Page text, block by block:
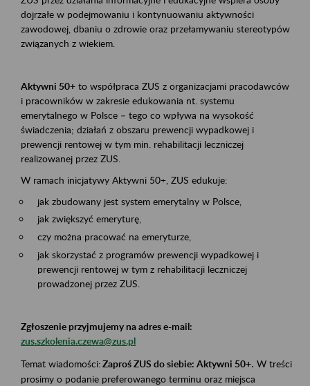
dojrzałe w podejmowaniu i kontynuowaniu aktywności
zawodowej, dbaniu o zdrowie oraz przełamywaniu stereotypów
związanych z wiekiem.
Aktywni 50+ to współpraca ZUS z organizacjami pracodawców
i pracowników w zakresie edukowania nt. systemu
emerytalnego w Polsce – tego co wpływa na wysokość
świadczenia; działań z obszaru prewencji wypadkowej i
prewencji rentowej w tym min. rehabilitacji leczniczej
realizowanej przez ZUS.
W ramach inicjatywy Aktywni 50+, ZUS edukuje:
jak zbudowany jest system emerytalny w Polsce,
jak zwiększyć emeryturę,
czy można pracować na emeryturze,
jak skorzystać z programów prewencji wypadkowej i
prewencji rentowej w tym z rehabilitacji leczniczej
prowadzonej przez ZUS.
Zgłoszenie przyjmujemy na adres e-mail:
zus.szkolenia.czewa@zus.pl
Temat wiadomości:Zaproś ZUS do siebie: Aktywni 50+. W treści
prosimy o podanie preferowanego terminu oraz miejsca